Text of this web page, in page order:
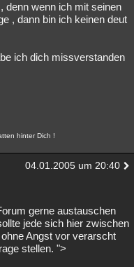
denn wenn ich mit seinen
, dann bin ich keinen deut
ich dich missverstanden
hinter Dich !
04.01.2005 um 20:40
gerne austauschen
jede sich hier zwischen
Angst vor verarscht
stellen. ">